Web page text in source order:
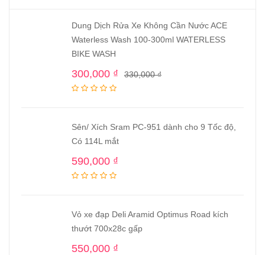
Dung Dịch Rửa Xe Không Cần Nước ACE
Waterless Wash 100-300ml WATERLESS
BIKE WASH
330,000₫
300,000 ₫
Sên/ Xích Sram PC-951 dành cho 9 Tốc độ,
Có 114L mắt
590,000 ₫
Vỏ xe đạp Deli Aramid Optimus Road kích
thướt 700x28c gấp
550,000 ₫